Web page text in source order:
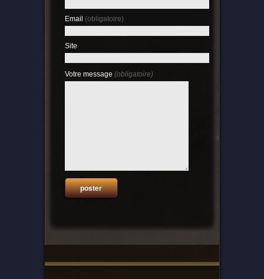
Email (obligatoire)
Site
Votre message (obligatoire)